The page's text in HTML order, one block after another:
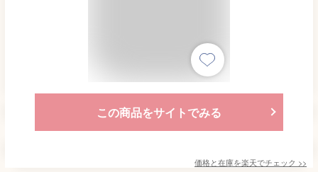
この商品をサイトでみる
価格と在庫を楽天でチェック >>